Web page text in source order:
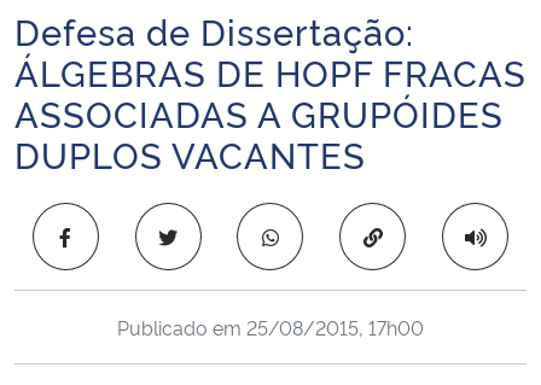
Ministério da Infraestrutura
Ministério da Agricultura, Pecuária e Abastecimento
Ministério da Educação
Ministério da Cidadania
Ministério da Saúde
Ministério de Minas e Energia
Início do conteúdo
Defesa de Dissertação:
ÁLGEBRAS DE HOPF FRACAS
ASSOCIADAS A GRUPÓIDES
DUPLOS VACANTES
Copiar para área
Publicado em 25/08/2015, 17h00